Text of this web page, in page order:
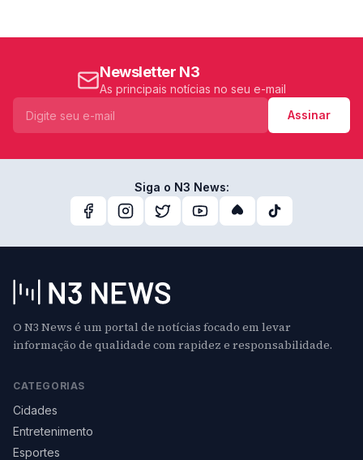
Newsletter N3
As principais notícias no seu e-mail
Assinar
Siga o N3 News:
O N3 News é um portal de notícias focado em levar
informação de qualidade com rapidez e responsabilidade.
CATEGORIAS
Cidades
Entretenimento
Esportes